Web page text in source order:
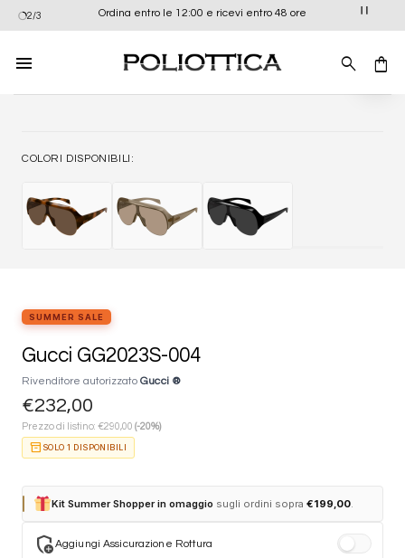
Salta
ai
contenuti
2/3 Ordina entro le 12:00 e ricevi entro 48 ore
COLORI DISPONIBILI:
SUMMER SALE
Gucci GG2023S-004
Rivenditore autorizzato Gucci ®
€232,00
Prezzo di listino: €290,00 (-20%)
inventory_2 SOLO 1 DISPONIBILI
Kit Summer Shopper in omaggio sugli ordini sopra€199,00
add_moderatorAggiungi Assicurazione Rottura